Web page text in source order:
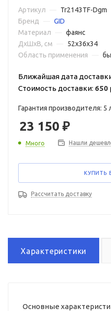
Артикул
Tr2143TF-Dgm
Бренд
GID
Материал
фаянс
ДxШxВ, см
52x36x34
Область применения
Ближайшая дата
Стоимость доставки: 650
Гарантия производителя: 5
23 150 ₽
Много Нашли
КУПИТЬ
Рассчитать доставку
Характеристики
Основные